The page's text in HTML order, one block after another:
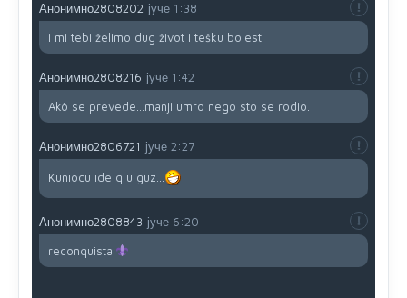
Анонимно2808202 јуче 1:38
i mi tebi želimo dug život i tešku bolest
Анонимно2808216 јуче 1:42
Akò se prevede...manji umro nego sto se rodio.
Анонимно2806721 јуче 2:27
Kuniocu ide q u guz...
Анонимно2808843 јуче 6:20
reconquista